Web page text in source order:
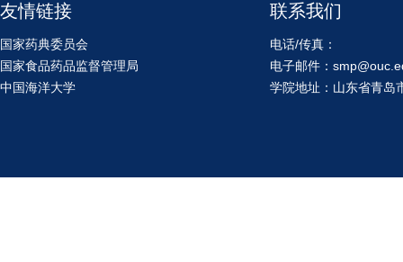
友情链接
国家药典委员会
国家食品药品监督管理局
中国海洋大学
联系我们
电话/传真：
电子邮件：
学院地址：山东省青岛